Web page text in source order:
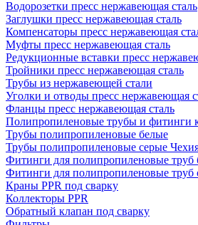
Водорозетки пресс нержавеющая сталь
Заглушки пресс нержавеющая сталь
Компенсаторы пресс нержавеющая
Муфты пресс нержавеющая сталь
Редукционные вставки пресс
Тройники пресс нержавеющая сталь
Трубы из нержавеющей стали
Уголки и отводы пресс нержавеющая
Фланцы пресс нержавеющая сталь
Полипропиленовые трубы и фитинги
Трубы полипропиленовые белые
Трубы полипропиленовые серые
Фитинги для полипропиленовые труб
Фитинги для полипропиленовые труб
Краны PPR под сварку
Коллекторы PPR
Обратный клапан под сварку